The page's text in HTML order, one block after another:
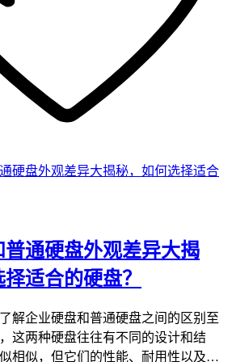
通硬盘外观差异大揭
适合的硬盘？
解企业硬盘和普通硬盘之间的区别至
这两种硬盘往往有不同的设计和结
相似，但它们的性能、耐用性以及…